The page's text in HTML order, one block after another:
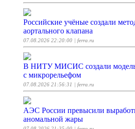
Российские учёные создали
аортального клапана
07.08.2026 22:20:00 | ferra.ru
В НИТУ МИСИС создали модель
с микрорельефом
07.08.2026 21:56:31 | ferra.ru
АЭС России превысили
аномальной жары